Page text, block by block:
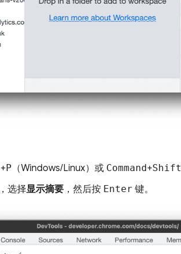
+P （Windows/Linux）或 Command+Shift
，选择显示摘要 ，然后按 Enter 键。